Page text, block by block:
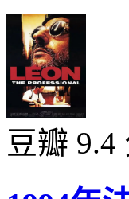
豆瓣 9.4